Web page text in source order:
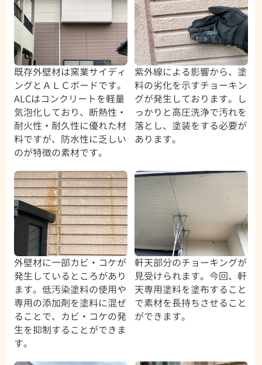
既存外壁材は窯業サイディ
ングとＡＬＣボードです。
ALCはコンクリートを軽量
気泡化しており、断熱性・
耐火性・耐久性に優れた材
料ですが、防水性に乏しい
のが特徴の素材です。
紫外線による影響から、塗
料の劣化を示すチョーキン
グが発生しております。し
っかりと高圧洗浄で汚れを
落とし、塗装をする必要が
あります。
外壁材に一部カビ・コケが
発生しているところがあり
ます。低汚染塗料の使用や
専用の添加剤を塗料に混ぜ
ることで、カビ・コケの発
生を抑制することができま
す。
軒天部分のチョーキングが
見受けられます。今回、軒
天専用塗料を塗布すること
で素材を長持ちさせること
ができます。